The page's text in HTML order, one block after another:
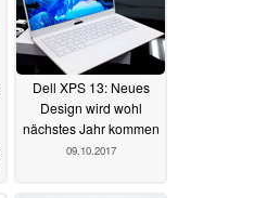
Dell XPS 13: Neues
Design wird wohl
nächstes Jahr kommen
09.10.2017